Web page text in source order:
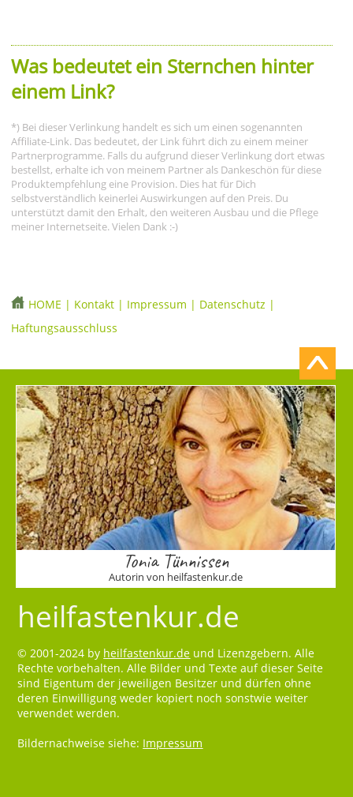
Was bedeutet ein Sternchen hinter
einem Link?
*) Bei dieser Verlinkung handelt es sich um einen sogenannten
Affiliate-Link. Das bedeutet, der Link führt dich zu einem meiner
Partnerprogramme. Falls du aufgrund dieser Verlinkung dort etwas
bestellst, erhalte ich von meinem Partner als Dankeschön für diese
Produktempfehlung eine Provision. Dies hat für Dich
selbstverständlich keinerlei Auswirkungen auf den Preis. Du
unterstützt damit den Erhalt, den weiteren Ausbau und die Pflege
meiner Internetseite. Vielen Dank :-)
HOME | Kontakt | Impressum | Datenschutz |
Haftungsausschluss
Tonia Tünnissen
Autorin von heilfastenkur.de
heilfastenkur.de
© 2001-2024 by heilfastenkur.de und Lizenzgebern. Alle
Rechte vorbehalten. Alle Bilder und Texte auf dieser Seite
sind Eigentum der jeweiligen Besitzer und dürfen ohne
deren Einwilligung weder kopiert noch sonstwie weiter
verwendet werden.
Bildernachweise siehe: Impressum